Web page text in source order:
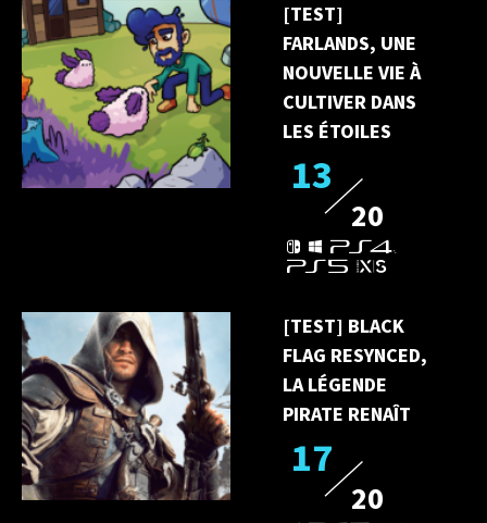
[TEST]
FARLANDS, UNE
NOUVELLE VIE À
CULTIVER DANS
LES ÉTOILES
13
20
[TEST] BLACK
FLAG RESYNCED,
LA LÉGENDE
PIRATE RENAÎT
17
20